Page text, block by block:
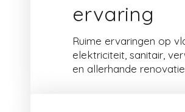
ervaring
Ruime ervaringen op
elektriciteit, sanitair,
en allerhande